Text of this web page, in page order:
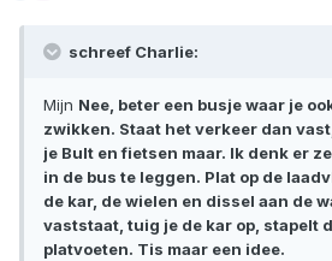
schreef Charlie:
Mijn Nee, beter een busje waar je
zwikken. Staat het verkeer dan
je Bult en fietsen maar. Ik denk er
in de bus te leggen. Plat op de
de kar, de wielen en dissel aan de
vaststaat, tuig je de kar op, stapelt
platvoeten. Tis maar een idee.